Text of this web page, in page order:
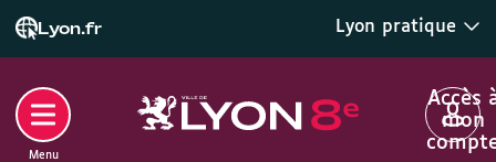
Lyon.fr Lyon pratique
Accès
mon
Menu